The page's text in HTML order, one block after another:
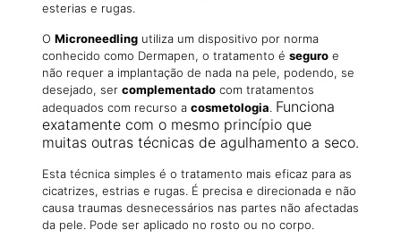
esterias e rugas.
O Microneedlingutiliza um dispositivo por norma
conhecido como Dermapen, o tratamento é seguroe
não requer a implantação de nada na pele, podendo, se
desejado, ser complementadocom tratamentos
adequados com recurso a cosmetologia. Funciona
exatamente com o mesmo princípio que
muitas outras técnicas de agulhamento a seco.
Esta técnica simples é o tratamento mais eficaz para as
cicatrizes, estrias e rugas. É precisa e direcionada e não
causa traumas desnecessários nas partes não afectadas
da pele. Pode ser aplicado no rosto ou no corpo.